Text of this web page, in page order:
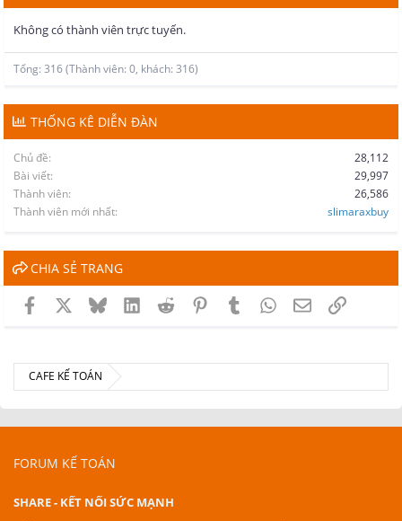
Không có thành viên trực tuyến.
Tổng: 316 (Thành viên: 0, khách: 316)
THỐNG KÊ DIỄN ĐÀN
Chủ đề
28,112
Bài viết
29,997
Thành viên
26,586
Thành viên mới nhất
slimaraxbuy
CHIA SẺ TRANG
Facebook BlueskyLinkedInReddit PinterestTumblrWhatsApp
EmailLink
CAFE KẾ TOÁN
FORUM KẾ TOÁN
SHARE - KẾT NỐI SỨC MẠNH